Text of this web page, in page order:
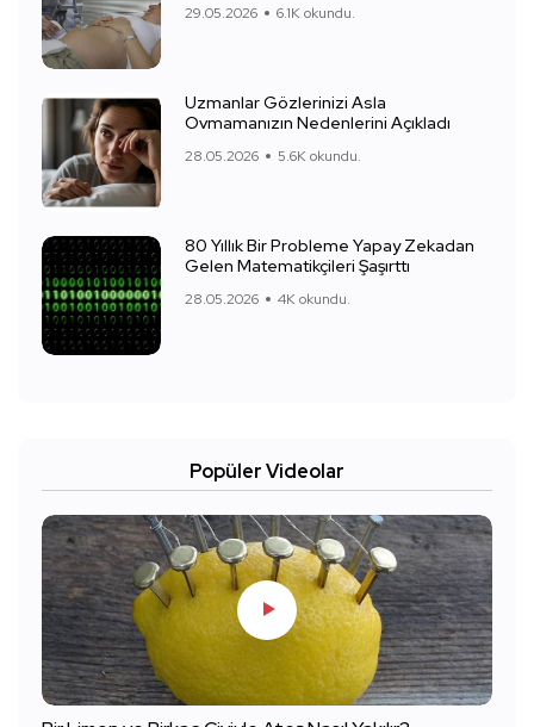
29.05.2026 6.1K okundu.
Uzmanlar Gözlerinizi Asla
Ovmamanızın Nedenlerini Açıkladı
28.05.2026 5.6K okundu.
80 Yıllık Bir Probleme Yapay Zekadan
Gelen Matematikçileri Şaşırttı
28.05.2026 4K okundu.
Popüler Videolar